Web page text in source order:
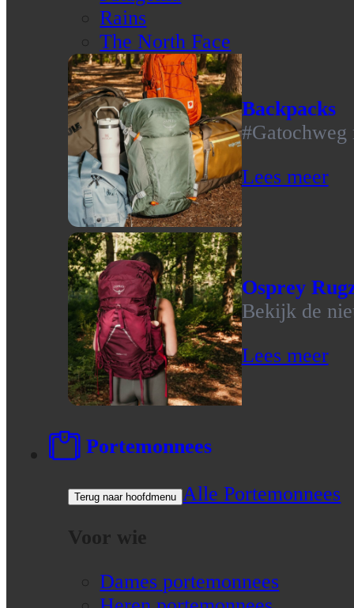
Rains
The North Face
Backpacks
#Gatochweg
Lees meer
Osprey
Bekijk de
Lees meer
Portemonnees
Terug naar hoofdmenu Alle Portemonnees
Voor wie
Dames portemonnees